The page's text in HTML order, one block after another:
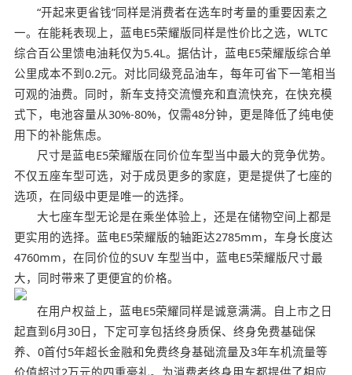
“开起来更省钱”同样是消费者在选车时考量的重要因素之
一。在能耗表现上，蓝电E5荣耀版同样是性价比之选，WLTC
综合百公里馈电油耗仅为5.4L。据估计，蓝电E5荣耀版综合单
公里成本不到0.2元。对比同级竞品油车，每年可省下一笔相当
可观的油费。同时，新车支持交流慢充和直流快充，在快充模
式下，电池容量从30%-80%，仅需48分钟，更是降低了纯电使
用下的补能焦虑。
尺寸是蓝电E5荣耀版在同价位车型当中最大的竞争优势。
不仅五座车型可选，对于成员更多的家庭，更是提供了七座的
选项，在同级中更是唯一的选择。
大七座车型无论是在乘坐体验上，还是在储物空间上都是
更实用的选择。蓝电E5荣耀版的轴距达2785mm，车身长度达
4760mm，在同价位的SUV 车型当中，蓝电E5荣耀版尺寸最
大，同时带来了更便宜的价格。
在用户权益上，蓝电E5荣耀同样是诚意满满。自上市之日
起直到6月30日，下定可享包括终身质保、终身免费基础保
养、0首付5年超长金融和免费终身基础流量及3年车机流量等
价值超过2万元的四重豪礼。为消费者终身用车都提供了相应